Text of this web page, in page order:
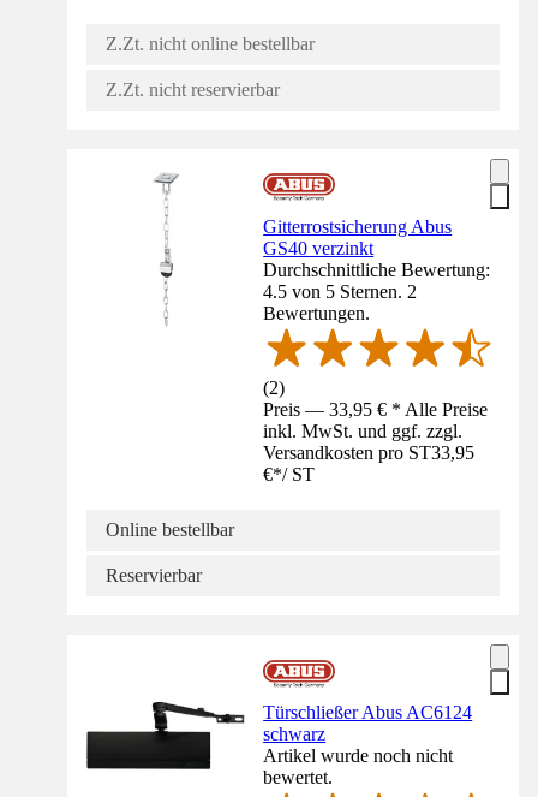
Z.Zt. nicht online bestellbar
Z.Zt. nicht reservierbar
Gitterrostsicherung Abus
GS40 verzinkt
Durchschnittliche Bewertung:
4.5 von 5 Sternen. 2
Bewertungen.
(2)
Preis — 33,95 € * Alle Preise
inkl. MwSt. und ggf. zzgl.
Versandkosten pro ST33,95
€*/ ST
Online bestellbar
Reservierbar
Türschließer Abus AC6124
schwarz
Artikel wurde noch nicht
bewertet.